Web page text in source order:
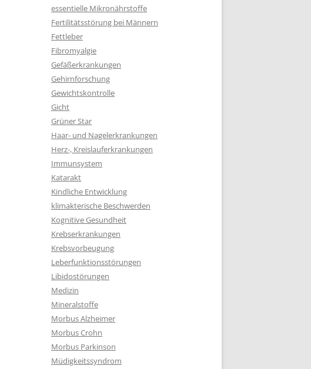
essentielle Mikronährstoffe
Fertilitätsstörung bei Männern
Fettleber
Fibromyalgie
Gefäßerkrankungen
Gehirnforschung
Gewichtskontrolle
Gicht
Grüner Star
Haar- und Nagelerkrankungen
Herz-, Kreislauferkrankungen
Immunsystem
Katarakt
Kindliche Entwicklung
klimakterische Beschwerden
Kognitive Gesundheit
Krebserkrankungen
Krebsvorbeugung
Leberfunktionsstörungen
Libidostörungen
Medizin
Mineralstoffe
Morbus Alzheimer
Morbus Crohn
Morbus Parkinson
Müdigkeitssyndrom